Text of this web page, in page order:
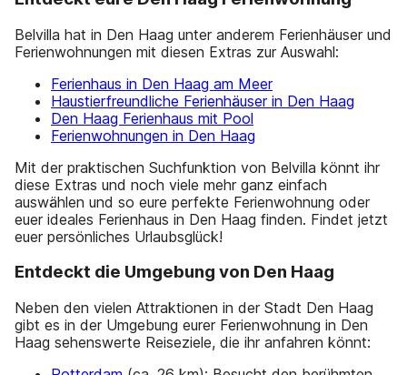
Belvilla hat in Den Haag unter anderem Ferienhäuser und
Ferienwohnungen mit diesen Extras zur Auswahl:
Ferienhaus in Den Haag am Meer
Haustierfreundliche Ferienhäuser in Den Haag
Den Haag Ferienhaus mit Pool
Ferienwohnungen in Den Haag
Mit der praktischen Suchfunktion von Belvilla könnt ihr
diese Extras und noch viele mehr ganz einfach
auswählen und so eure perfekte Ferienwohnung oder
euer ideales Ferienhaus in Den Haag finden. Findet jetzt
euer persönliches Urlaubsglück!
Entdeckt die Umgebung von Den Haag
Neben den vielen Attraktionen in der Stadt Den Haag
gibt es in der Umgebung eurer Ferienwohnung in Den
Haag sehenswerte Reiseziele, die ihr anfahren könnt: